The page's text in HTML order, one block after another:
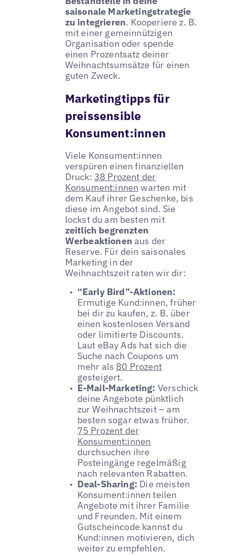
saisonale Marketingstrategie
zu integrieren. Kooperiere z. B.
mit einer gemeinnützigen
Organisation oder spende
einen Prozentsatz deiner
Weihnachtsumsätze für einen
guten Zweck.
Marketingtipps für
preissensible
Konsument:innen
Viele Konsument:innen
verspüren einen finanziellen
Druck: 38 Prozent der
Konsument:innen warten mit
dem Kauf ihrer Geschenke, bis
diese im Angebot sind. Sie
lockst du am besten mit
zeitlich begrenzten
Werbeaktionen aus der
Reserve. Für dein saisonales
Marketing in der
Weihnachtszeit raten wir dir:
“Early Bird”-Aktionen:
Ermutige Kund:innen, früher
bei dir zu kaufen, z. B. über
einen kostenlosen Versand
oder limitierte Discounts.
Laut eBay Ads hat sich die
Suche nach Coupons um
mehr als 80 Prozent
gesteigert.
E-Mail-Marketing: Verschick
deine Angebote pünktlich
zur Weihnachtszeit – am
besten sogar etwas früher.
75 Prozent der
Konsument:innen
durchsuchen ihre
Posteingänge regelmäßig
nach relevanten Rabatten.
Deal-Sharing: Die meisten
Konsument:innen teilen
Angebote mit ihrer Familie
und Freunden. Mit einem
Gutscheincode kannst du
Kund:innen motivieren, dich
weiter zu empfehlen.